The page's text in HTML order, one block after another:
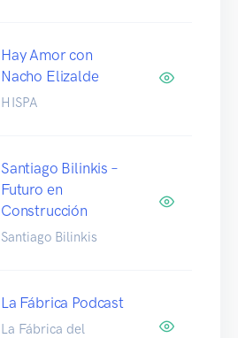
Hay Amor con
Nacho Elizalde
HISPA
Santiago Bilinkis –
Futuro en
Construcción
Santiago Bilinkis
La Fábrica Podcast
La Fábrica del